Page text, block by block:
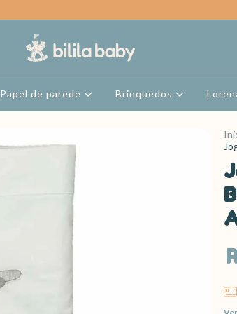
Papel de parede Brinquedos